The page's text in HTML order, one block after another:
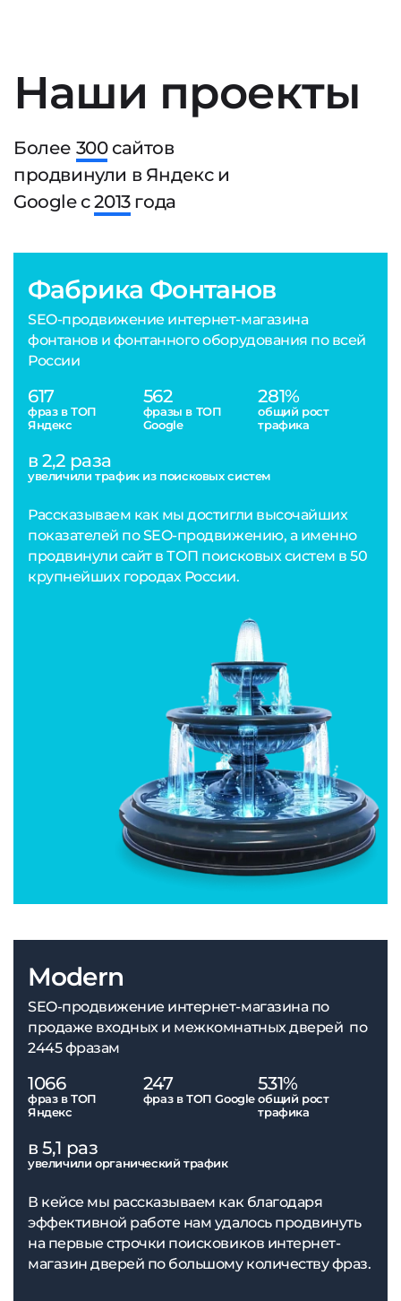
Наши проекты
Более 300сайтов
продвинули в Яндекс и
Google с2013года
Фабрика Фонтанов
SEO-продвижение интернет-магазина
фонтанов и фонтанного оборудования по всей
России
617
фраз в ТОП
Яндекс
562
фразы в ТОП
Google
281%
общий рост
трафика
в 2,2 раза
увеличили трафик из поисковых систем
Рассказываем как мы достигли высочайших
показателей по SEO-продвижению, а именно
продвинули сайт в ТОП поисковых систем в 50
крупнейших городах России.
Modern
SEO-продвижение интернет-магазина по
продаже входных и межкомнатных дверей по
2445 фразам
1066
фраз в ТОП
Яндекс
247
фраз в ТОП Google
531%
общий рост
трафика
в 5,1 раз
увеличили органический трафик
В кейсе мы рассказываем как благодаря
эффективной работе нам удалось продвинуть
на первые строчки поисковиков интернет-
магазин дверей по большому количеству фраз.